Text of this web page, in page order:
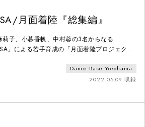
月面着陸『総集編』
莉子、小暮香帆、中村蓉の3名からなる
」による若手育成の「月面着陸プロジェク
してきた3回のショーイング（絵本を題材にし
のあいた人たち」、様々な場・音楽との「即
Dance Base Yokohama
2022.05.09 収録